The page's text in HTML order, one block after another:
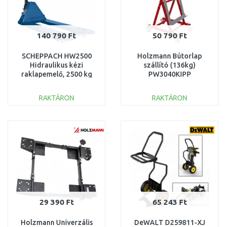
140 790 Ft
SCHEPPACH HW2500
Hidraulikus kézi
raklapemelő, 2500 kg
RAKTÁRON
Összehasonlítás
50 790 Ft
Holzmann Bútorlap
szállító (136kg)
PW3040KIPP
RAKTÁRON
Összehasonlítás
29 390 Ft
Holzmann Univerzális
65 243 Ft
DeWALT D259811-XJ